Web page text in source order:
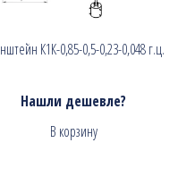
К1К-0,85-0,5-0,23-0,048 г.ц.
Нашли дешевле?
В корзину